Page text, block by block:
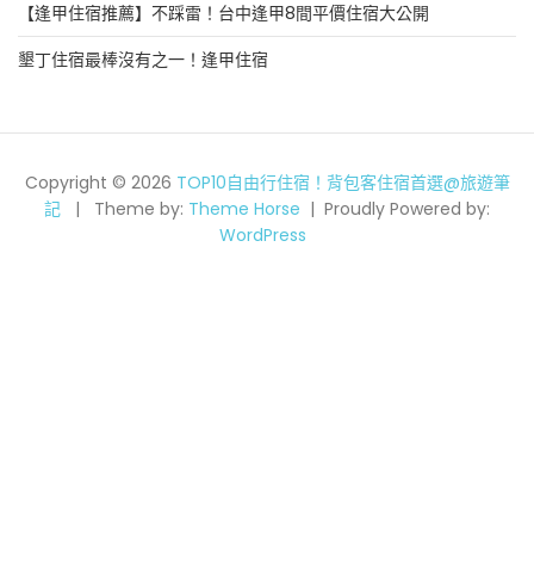
【逢甲住宿推薦】不踩雷！台中逢甲8間平價住宿大公開
墾丁住宿最棒沒有之一！逢甲住宿
Copyright © 2026 TOP10自由行住宿！背包客住宿首選@旅遊筆
記
Theme by: Theme Horse
Proudly Powered by:
WordPress